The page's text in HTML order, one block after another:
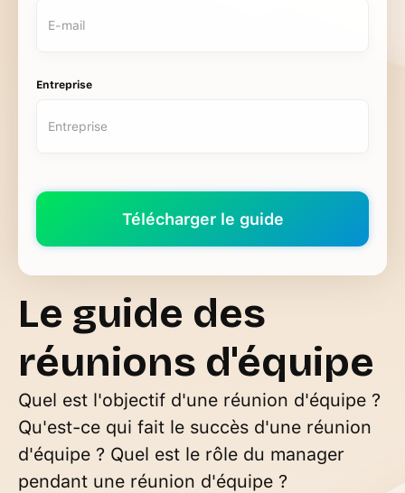
Le guide des
réunions d'équipe
Quel est l'objectif d'une réunion d'équipe ?
Qu'est-ce qui fait le succès d'une réunion
d'équipe ? Quel est le rôle du manager
pendant une réunion d'équipe ?
Entreprise